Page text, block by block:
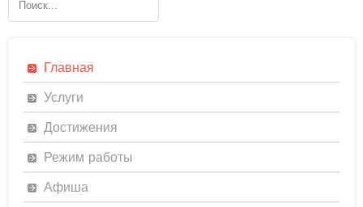
Главная
Услуги
Достижения
Режим работы
Афиша